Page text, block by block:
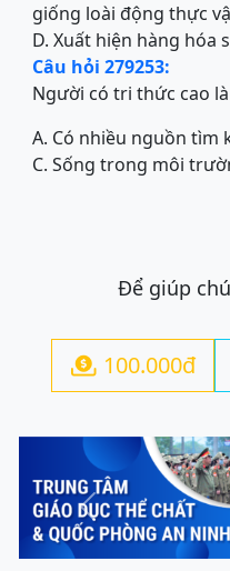
giống loài động thực
D. Xuất hiện hàng hóa
Câu hỏi 279253:
Người có tri thức cao
A. Có nhiều nguồn tìm
C. Sống trong môi
Để giúp
 100.000đ
Previous